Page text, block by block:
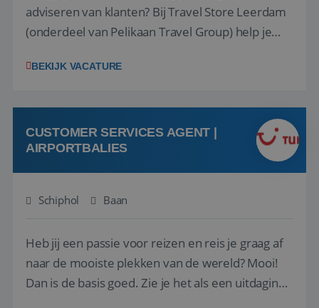
adviseren van klanten? Bij Travel Store Leerdam
(onderdeel van Pelikaan Travel Group) help je
vinden. Samen maken we van elke reis een
hebt in de reisbranche of j...
BEKIJK VACATURE
CUSTOMER SERVICES AGENT |
AIRPORTBALIES
Schiphol Baan
Heb jij een passie voor reizen en reis je graag af
naar de mooiste plekken van de wereld? Mooi!
Dan is de basis goed. Zie je het als een uitdaging